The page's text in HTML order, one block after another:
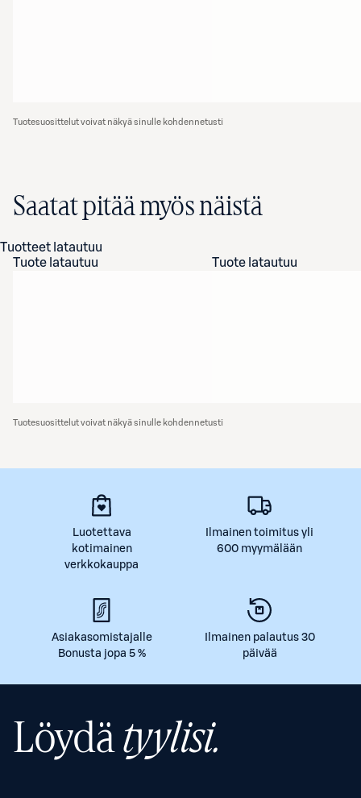
Tuotesuosittelut voivat näkyä sinulle kohdennetusti
Saatat pitää myös näistä
Tuotteet latautuu
Tuote latautuu
Tuote latautuu
Tuotesuosittelut voivat näkyä sinulle kohdennetusti
Luotettava
kotimainen
verkkokauppa
Ilmainen toimitus yli
600 myymälään
Asiakasomistajalle
Bonusta jopa 5 %
Ilmainen palautus 30
päivää
Löydätyylisi.